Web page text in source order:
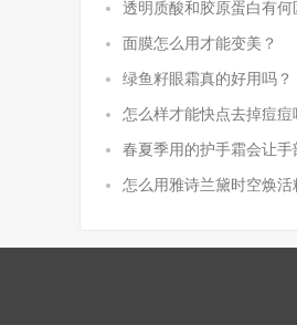
透明质酸和胶原蛋白有何
面膜怎么用才能变美？
绿鱼籽眼霜真的好用吗？
怎么样才能快点去掉痘痘
春夏季用的护手霜会让手
怎么用雅诗兰黛时空焕活